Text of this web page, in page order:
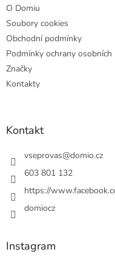
O Domiu
Soubory cookies
Obchodní podmínky
Podmínky ochrany osobních
Značky
Kontakty
Kontakt
vseprovas@domio.cz
603 801 132
https://
domiocz
Instagram